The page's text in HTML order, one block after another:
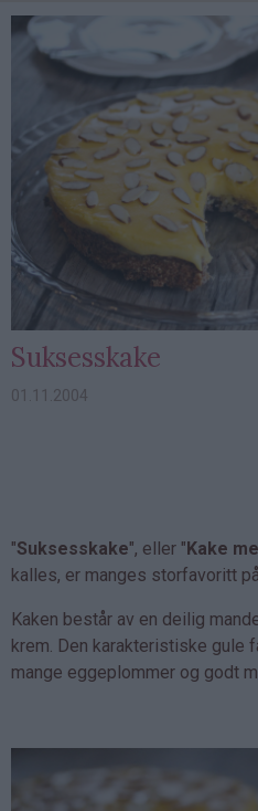
Suksesskake
01.11.2004
"Suksesskake", eller "Kake
kalles, er manges storfavoritt
Kaken består av en deilig
krem. Den karakteristiske gule
mange eggeplommer og godt